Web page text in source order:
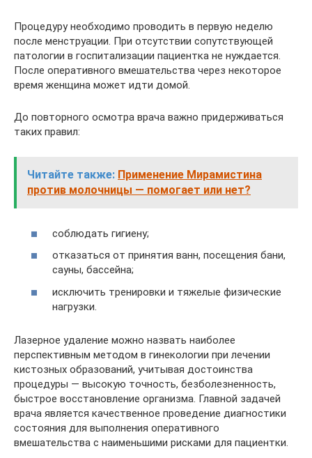
Процедуру необходимо проводить в первую неделю
после менструации. При отсутствии сопутствующей
патологии в госпитализации пациентка не нуждается.
После оперативного вмешательства через некоторое
время женщина может идти домой.
До повторного осмотра врача важно придерживаться
таких правил:
Читайте также: Применение Мирамистина
против молочницы — помогает или нет?
соблюдать гигиену;
отказаться от принятия ванн, посещения бани,
сауны, бассейна;
исключить тренировки и тяжелые физические
нагрузки.
Лазерное удаление можно назвать наиболее
перспективным методом в гинекологии при лечении
кистозных образований, учитывая достоинства
процедуры — высокую точность, безболезненность,
быстрое восстановление организма. Главной задачей
врача является качественное проведение диагностики
состояния для выполнения оперативного
вмешательства с наименьшими рисками для пациентки.